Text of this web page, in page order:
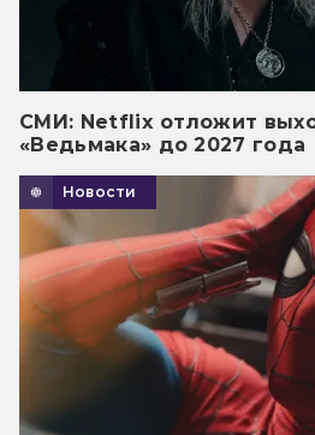
СМИ: Netflix отложит
«Ведьмака» до 2027 года
Новости